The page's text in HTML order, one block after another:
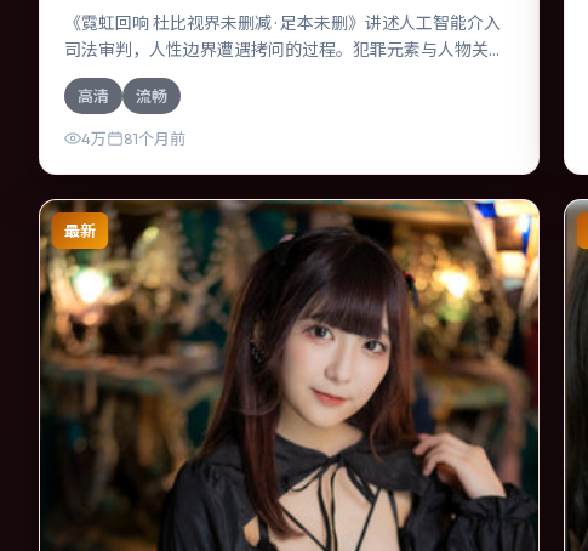
《霓虹回响 杜比视界未删减 · 足本未删》讲述人工智能介入
司法审判，人性边界遭遇拷问的过程。犯罪元素与人物关系
相互咬合，周迅、汤姆·汉克斯的对手戏尤为出彩。导演斯皮
尔伯格善于在长镜头中积蓄张力，本片亦在英国实地取景，
增强真实质感。
高清 流畅
4万 81个月前
最新